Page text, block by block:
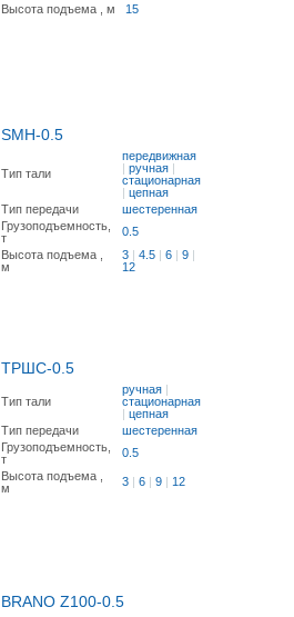
Высота подъема , м
15
SMH-0.5
Тип тали
передвижная
| ручная |
стационарная
| цепная
Тип передачи
шестеренная
Грузоподъемность,
т
0.5
Высота подъема ,
м
3 | 4.5 | 6 | 9 |
12
ТРШС-0.5
Тип тали
ручная |
стационарная
| цепная
Тип передачи
шестеренная
Грузоподъемность,
т
0.5
Высота подъема ,
м
3 | 6 | 9 | 12
BRANO Z100-0.5